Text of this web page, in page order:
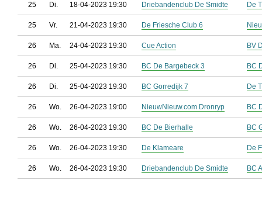
25 Di. 18-04-2023 19:30 Driebandenclub De Smidte De
25 Vr. 21-04-2023 19:30 De Friesche Club 6
26 Ma. 24-04-2023 19:30 Cue Action BV
26 Di. 25-04-2023 19:30 BC De Bargebeck 3 BC
26 Di. 25-04-2023 19:30 BC Gorredijk 7 De
26 Wo. 26-04-2023 19:00 NieuwNieuw.com Dronryp BC
26 Wo. 26-04-2023 19:30 BC De Bierhalle BC
26 Wo. 26-04-2023 19:30 De Klameare De
26 Wo. 26-04-2023 19:30 Driebandenclub De Smidte BC